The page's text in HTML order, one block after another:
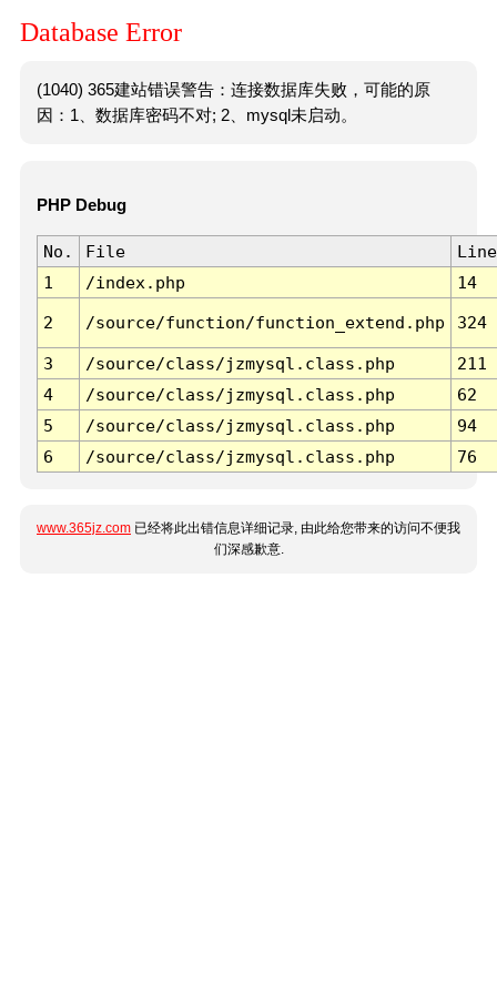
Database Error
(1040) 365建站错误警告：连接数据库失败，可能的原
因：1、数据库密码不对; 2、mysql未启动。
PHP Debug
No. File
Line
1
/index.php 14
2 /source/function/function_extend.php 324
3 /source/class/jzmysql.class.php
211
4
/source/class/jzmysql.class.php
62
5
/source/class/jzmysql.class.php
94
6
/source/class/jzmysql.class.php 76
www.365jz.com 已经将此出错信息详细记录, 由此给您带来的访问不便我
们深感歉意.